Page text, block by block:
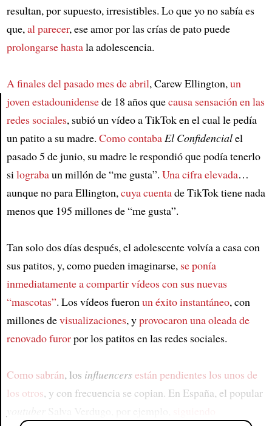
resultan, por supuesto, irresistibles. Lo que yo no sabía es
que,al parecer, ese amor por las crías de pato puede
prolongarse hastala adolescencia.
A finales del pasado mes de abril, Carew Ellington,un
joven estadounidensede 18 años quecausa sensación en las
redes sociales, subió un vídeo a TikTok en el cual le pedía
un patito a su madre. Como contabaEl Confidencialel
pasado 5 de junio, su madre le respondió que podía tenerlo
silograbaun millón de “me gusta”. Una cifra elevada…
aunque no para Ellington,cuya cuentade TikTok tiene nada
menos que 195 millones de “me gusta”.
Tan solo dos días después, el adolescente volvía a casa con
sus patitos, y, como pueden imaginarse, se ponía
inmediatamente a compartir vídeos con sus nuevas
“mascotas”. Los vídeos fueronun éxito instantáneo, con
millones devisualizaciones, yprovocaron una oleada de
renovado furorpor los patitos en las redes sociales.
Como sabrán, los influencersestán pendientes los unos de
los otros, y con frecuencia se copian. En España, el popular